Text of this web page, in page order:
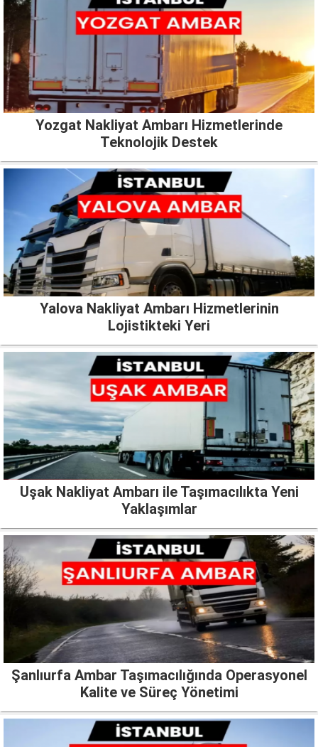
Yozgat Nakliyat Ambarı Hizmetlerinde
Teknolojik Destek
Yalova Nakliyat Ambarı Hizmetlerinin
Lojistikteki Yeri
Uşak Nakliyat Ambarı ile Taşımacılıkta Yeni
Yaklaşımlar
Şanlıurfa Ambar Taşımacılığında Operasyonel
Kalite ve Süreç Yönetimi